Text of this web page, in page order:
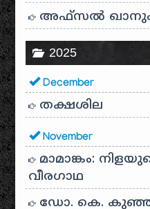
അഫ്സൽ ഖാനും
2025
December
തക്ഷശില
November
മാമാങ്കം:
വീരഗാഥ
ഡോ. കെ.